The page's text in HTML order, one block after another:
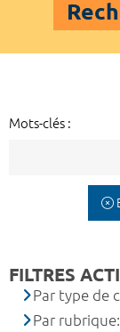
Mots-clés :
FILTRES
Par type de
Par